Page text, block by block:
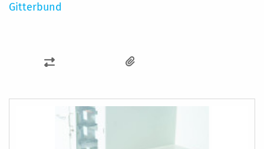
Gitterbund
SAMMENLIGN